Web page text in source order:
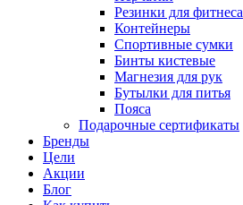
Резинки для фитнеса
Контейнеры
Спортивные сумки
Бинты кистевые
Магнезия для рук
Бутылки для питья
Пояса
Подарочные сертификаты
Бренды
Цели
Акции
Блог